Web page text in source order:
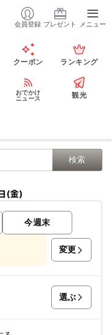
会員登録 プレゼント メニュー
クーポン ランキング
おでかけ
ニュース
観光
(金)
今週末
変更
選ぶ